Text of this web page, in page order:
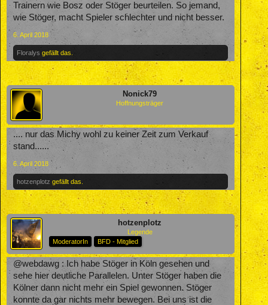
Trainern wie Bosz oder Stöger beurteilen. So jemand,
wie Stöger, macht Spieler schlechter und nicht besser.
6. April 2018
Floralys gefällt das.
Nonick79
Hoffnungsträger
.... nur das Michy wohl zu keiner Zeit zum Verkauf
stand......
6. April 2018
hotzenplotz gefällt das.
hotzenplotz
Legende
ModeratorIn
BFD - Mitglied
@webdawg : Ich habe Stöger in Köln gesehen und
sehe hier deutliche Parallelen. Unter Stöger haben die
Kölner dann nicht mehr ein Spiel gewonnen. Stöger
konnte da gar nichts mehr bewegen. Bei uns ist die